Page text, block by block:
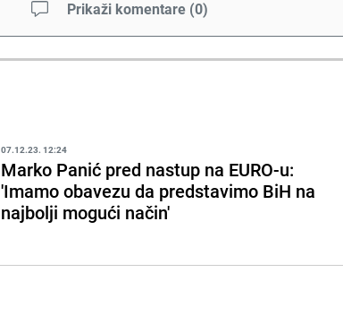
Prikaži komentare (0)
07.12.23. 12:24
Marko Panić pred nastup na EURO-u:
'Imamo obavezu da predstavimo BiH na
najbolji mogući način'